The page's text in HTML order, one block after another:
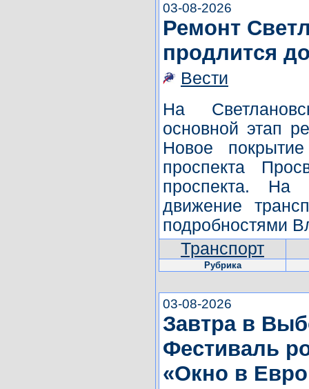
03-08-2026
Ремонт
продлится
Вести
На
основной этап
Новое
проспекта
проспекта. На
движение
подробностями
Транспорт
Рубрика
03-08-2026
Завтра в
Фестиваль
«Окно в